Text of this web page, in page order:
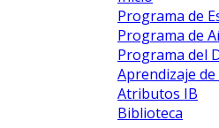
Programa de
Programa de
Programa del
Aprendizaje
Atributos IB
Biblioteca